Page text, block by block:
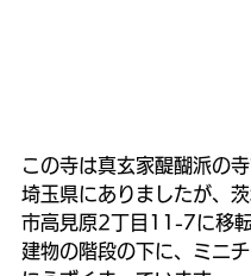
この寺は真玄家醍醐派の
埼玉県にありましたが、
市高見原2丁目11-7に移転
建物の階段の下に、ミニ